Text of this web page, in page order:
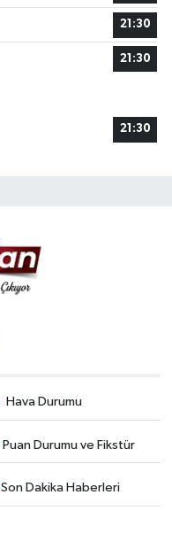
21:30
21:30
21:30
Hava Durumu
Puan Durumu ve Fikstür
Son Dakika Haberleri